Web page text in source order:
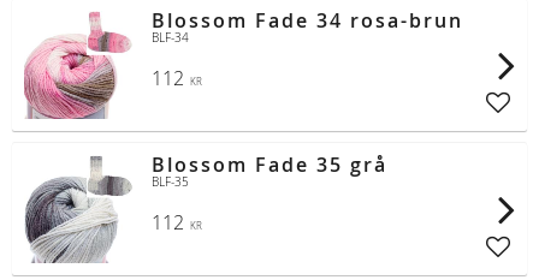
Blossom Fade 34 rosa-brun
BLF-34
112 KR
Blossom Fade 35 grå
BLF-35
112 KR